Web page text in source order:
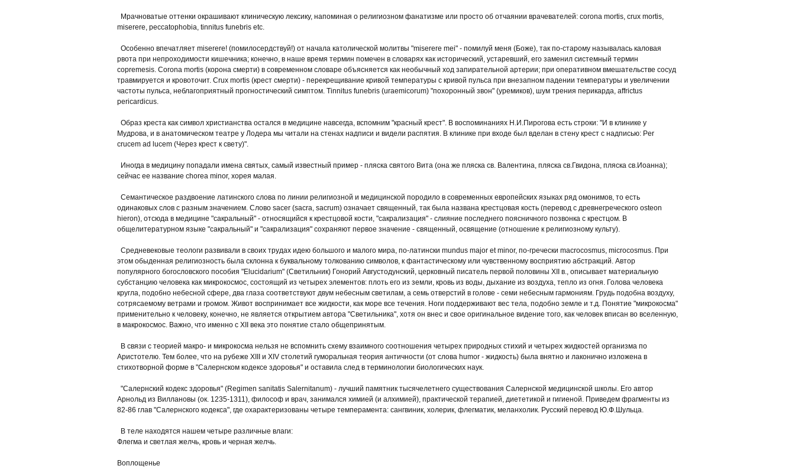
Мрачноватые оттенки окрашивают клиническую лексику, напоминая о религиозном фанатизме или просто об отчаянии врачевателей: corona mortis, crux mortis,
miserere, peccatophobia, tinnitus funebris etc.
Особенно впечатляет miserere! (помилосердствуй!) от начала католической молитвы "miserere mei" - помилуй меня (Боже), так по-старому называлась каловая
рвота при непроходимости кишечника; конечно, в наше время термин помечен в словарях как исторический, устаревший, его заменил системный термин
copremesis. Corona mortis (корона смерти) в современном словаре объясняется как необычный ход запирательной артерии; при оперативном вмешательстве сосуд
травмируется и кровоточит. Crux mortis (крест смерти) - перекрещивание кривой температуры с кривой пульса при внезапном падении температуры и увеличении
частоты пульса, неблагоприятный прогностический симптом. Tinnitus funebris (uraemicorum) "похоронный звон" (уремиков), шум трения перикарда, affrictus
pericardicus.
Образ креста как символ христианства остался в медицине навсегда, вспомним "красный крест". В воспоминаниях Н.И.Пирогова есть строки: "И в клинике у
Мудрова, и в анатомическом театре у Лодера мы читали на стенах надписи и видели распятия. В клинике при входе был вделан в стену крест с надписью: Per
crucem ad lucem (Через крест к свету)".
Иногда в медицину попадали имена святых, самый известный пример - пляска святого Вита (она же пляска св. Валентина, пляска св.Гвидона, пляска св.Иоанна);
сейчас ее название chorea minor, хорея малая.
Семантическое раздвоение латинского слова по линии религиозной и медицинской породило в современных европейских языках ряд омонимов, то есть
одинаковых слов с разным значением. Слово sacer (sacra, sacrum) означает священный, так была названа крестцовая кость (перевод с древнегреческого osteon
hieron), отсюда в медицине "сакральный" - относящийся к крестцовой кости, "сакрализация" - слияние последнего поясничного позвонка с крестцом. В
общелитературном языке "сакральный" и "сакрализация" сохраняют первое значение - священный, освящение (отношение к религиозному культу).
Средневековые теологи развивали в своих трудах идею большого и малого мира, по-латински mundus major et minor, по-гречески macrocosmus, microcosmus. При
этом обыденная религиозность была склонна к буквальному толкованию символов, к фантастическому или чувственному восприятию абстракций. Автор
популярного богословского пособия "Elucidarium" (Светильник) Гонорий Августодунский, церковный писатель первой половины XII в., описывает материальную
субстанцию человека как микрокосмос, состоящий из четырех элементов: плоть его из земли, кровь из воды, дыхание из воздуха, тепло из огня. Голова человека
кругла, подобно небесной сфере, два глаза соответствуют двум небесным светилам, а семь отверстий в голове - семи небесным гармониям. Грудь подобна воздуху,
сотрясаемому ветрами и громом. Живот воспринимает все жидкости, как море все течения. Ноги поддерживают вес тела, подобно земле и т.д. Понятие "микрокосма"
применительно к человеку, конечно, не является открытием автора "Светильника", хотя он внес и свое оригинальное видение того, как человек вписан во вселенную,
в макрокосмос. Важно, что именно с XII века это понятие стало общепринятым.
В связи с теорией макро- и микрокосма нельзя не вспомнить схему взаимного соотношения четырех природных стихий и четырех жидкостей организма по
Аристотелю. Тем более, что на рубеже XIII и ХIV столетий гуморальная теория античности (от слова humor - жидкость) была внятно и лаконично изложена в
стихотворной форме в "Салернском кодексе здоровья" и оставила след в терминологии биологических наук.
"Салернский кодекс здоровья" (Regimen sanitatis Salernitanum) - лучший памятник тысячелетнего существования Салернской медицинской школы. Его автор
Арнольд из Виллановы (ок. 1235-1311), философ и врач, занимался химией (и алхимией), практической терапией, диететикой и гигиеной. Приведем фрагменты из
82-86 глав "Салернского кодекса", где охарактеризованы четыре темперамента: сангвиник, холерик, флегматик, меланхолик. Русский перевод Ю.Ф.Шульца.
В теле находятся нашем четыре различные влаги:
Флегма и светлая желчь, кровь и черная желчь.
Воплощенье